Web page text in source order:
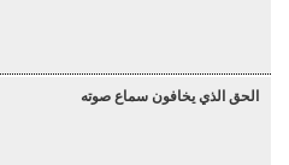
الحق الذي يخافون سماع صوته